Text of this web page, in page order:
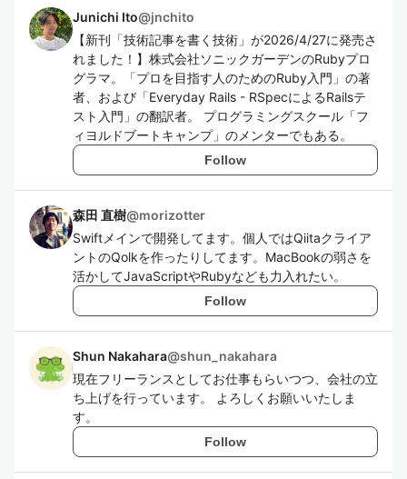
Junichi Ito@jnchito
【新刊「技術記事を書く技術」が2026/4/27に発売さ
れました！】株式会社ソニックガーデンのRubyプロ
グラマ。「プロを目指す人のためのRuby入門」の著
者、および「Everyday Rails - RSpecによるRailsテ
スト入門」の翻訳者。 プログラミングスクール「フ
ィヨルドブートキャンプ」のメンターでもある。
Follow
森田 直樹@morizotter
Swiftメインで開発してます。個人ではQiitaクライア
ントのQolkを作ったりしてます。MacBookの弱さを
活かしてJavaScriptやRubyなども力入れたい。
Follow
Shun Nakahara@shun_nakahara
現在フリーランスとしてお仕事もらいつつ、会社の立
ち上げを行っています。 よろしくお願いいたしま
す。
Follow